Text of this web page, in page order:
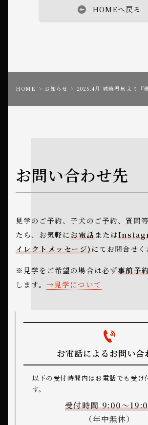
a b
HOMEへ戻る
HOME お知らせ 2025.4月 城崎温泉より『
お問い合わせ先
見学のご予約、子犬のご予約、質問
たら、 お気軽にお電話または
イレクトメッセージ)にてお問合せく
※見学をご希望の場合は必ず事前予
します。
見学について
お電話によるお問い合
以下の受付時間内はお電話でも受け
す。
受付時間 9:00～
（年中無休）